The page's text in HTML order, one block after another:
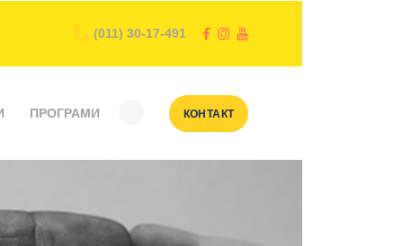
(011) 30-17-491
ПРОГРАМИ КОНТАКТ